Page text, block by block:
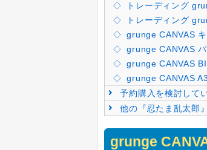
トレーディング
トレーディング
grunge CANVAS
grunge CANVAS
grunge CANVAS
grunge CANVAS
予約購入を検討して
他の『忍たま乱太郎
grunge